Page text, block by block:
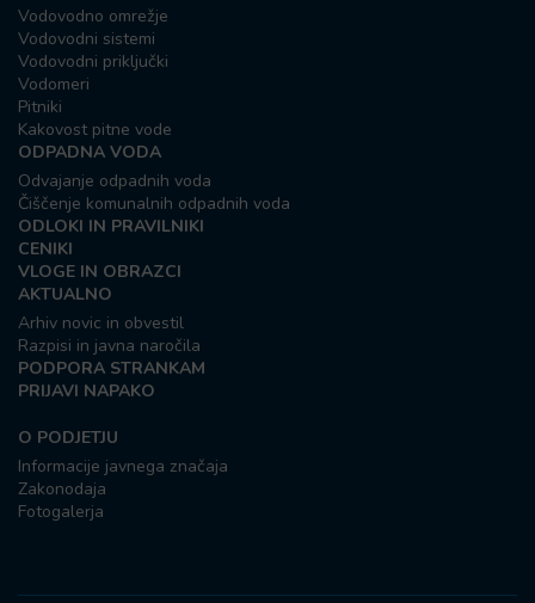
Vodovodno omrežje
Vodovodni sistemi
Vodovodni priključki
Vodomeri
Pitniki
Kakovost pitne vode
ODPADNA VODA
Odvajanje odpadnih voda
Čiščenje komunalnih odpadnih voda
ODLOKI IN PRAVILNIKI
CENIKI
VLOGE IN OBRAZCI
AKTUALNO
Arhiv novic in obvestil
Razpisi in javna naročila
PODPORA STRANKAM
PRIJAVI NAPAKO
O PODJETJU
Informacije javnega značaja
Zakonodaja
Fotogalerja